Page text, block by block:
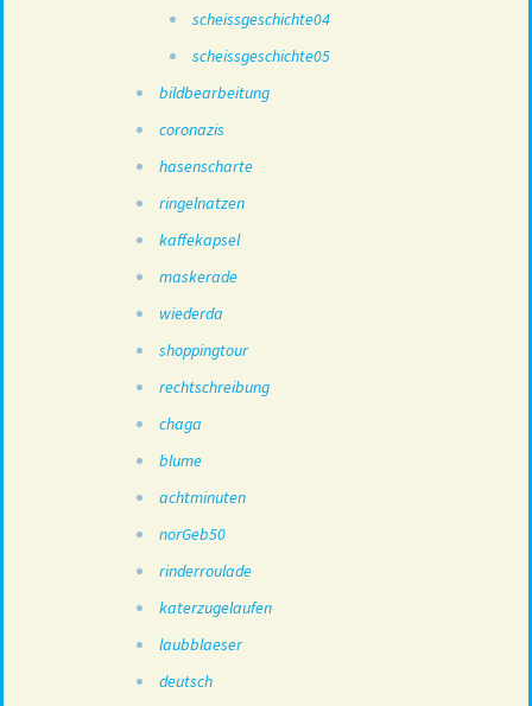
scheissgeschichte04
scheissgeschichte05
bildbearbeitung
coronazis
hasenscharte
ringelnatzen
kaffekapsel
maskerade
wiederda
shoppingtour
rechtschreibung
chaga
blume
achtminuten
norGeb50
rinderroulade
katerzugelaufen
laubblaeser
deutsch